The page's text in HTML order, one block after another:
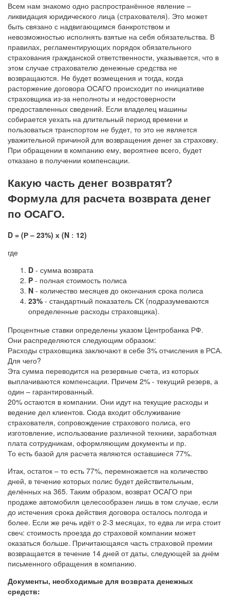
Всем нам знакомо одно распространённое явление –
ликвидация юридического лица (страхователя). Это может
быть связано с надвигающимся банкротством и
невозможностью исполнять взятые на себя обязательства. В
правилах, регламентирующих порядок обязательного
страхования гражданской ответственности, указывается, что в
этом случае страхователю денежные средства не
возвращаются. Не будет возмещения и тогда, когда
расторжение договора ОСАГО происходит по инициативе
страховщика из-за неполноты и недостоверности
предоставленных сведений. Если владелец машины
собирается уехать на длительный период времени и
пользоваться транспортом не будет, то это не является
уважительной причиной для возвращения денег за страховку.
При обращении в компанию ему, вероятнее всего, будет
отказано в получении компенсации.
Какую часть денег возвратят?
Формула для расчета возврата денег
по ОСАГО.
D = (Р – 23%) х (N ː 12)
где
D - сумма возврата
P - полная стоимость полиса
N - количество месяцев до окончания срока полиса
23% - стандартный показатель СК (подразумеваются
определенные расходы страховщика).
Процентные ставки определены указом Центробанка РФ.
Они распределяются следующим образом:
Расходы страховщика заключают в себе 3% отчисления в РСА.
Для чего?
Эта сумма переводится на резервные счета, из которых
выплачиваются компенсации. Причем 2% - текущий резерв, а
один – гарантированный.
20% остаются в компании. Они идут на текущие расходы и
ведение дел клиентов. Сюда входит обслуживание
страхователя, сопровождение страхового полиса, его
изготовление, использование различной техники, заработная
плата сотрудникам, оформляющим документы и пр.
То есть базой для расчета являются оставшиеся 77%.
Итак, остаток – то есть 77%, перемножается на количество
дней, в течение которых полис будет действительным,
делённых на 365. Таким образом, возврат ОСАГО при
продаже автомобиля целесообразен лишь в том случае, если
до истечения срока действия договора осталось полгода и
более. Если же речь идёт о 2-3 месяцах, то едва ли игра стоит
свеч: стоимость проезда до страховой компании может
оказаться больше. Причитающаяся часть страховой премии
возвращается в течение 14 дней от даты, следующей за днём
письменного обращения в компанию.
Документы, необходимые для возврата денежных
средств: